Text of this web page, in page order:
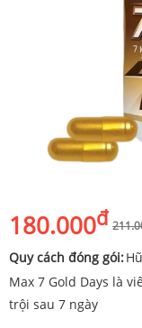
180.000đ
Quy cách đóng gói:
Max 7 Gold Days là
trội sau 7 ngày